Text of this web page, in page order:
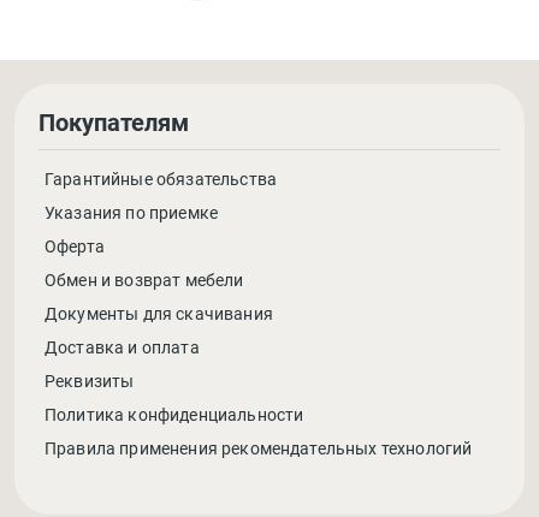
Покупателям
Гарантийные обязательства
Указания по приемке
Оферта
Обмен и возврат мебели
Документы для скачивания
Доставка и оплата
Реквизиты
Политика конфиденциальности
Правила применения рекомендательных технологий